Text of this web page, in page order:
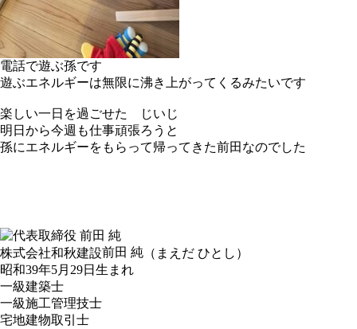
電話で遊ぶ孫です
遊ぶエネルギーは無限に沸き上がってくるみたいです
楽しい一日を過ごせた じいじ
明日から今週も仕事頑張ろうと
孫にエネルギーをもらって帰ってきた前田なのでした
株式会社和秋建設前田 純 （まえだ ひとし）
昭和39年5月29日生まれ
一級建築士
一級施工管理技士
宅地建物取引士